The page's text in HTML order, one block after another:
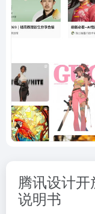
腾讯设计
说明书